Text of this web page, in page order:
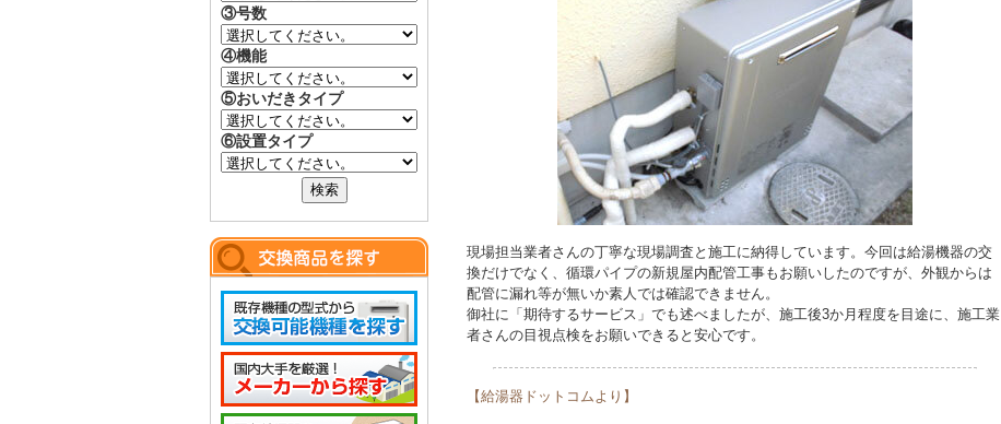
③号数
④機能
⑤おいだきタイプ
⑥設置タイプ
現場担当業者さんの丁寧な現場調査と施工に納得しています。今回は給湯機器の交
換だけでなく、循環パイプの新規屋内配管工事もお願いしたのですが、外観からは
配管に漏れ等が無いか素人では確認できません。
御社に「期待するサービス」でも述べましたが、施工後3か月程度を目途に、施工業
者さんの目視点検をお願いできると安心です。
【給湯器ドットコムより】